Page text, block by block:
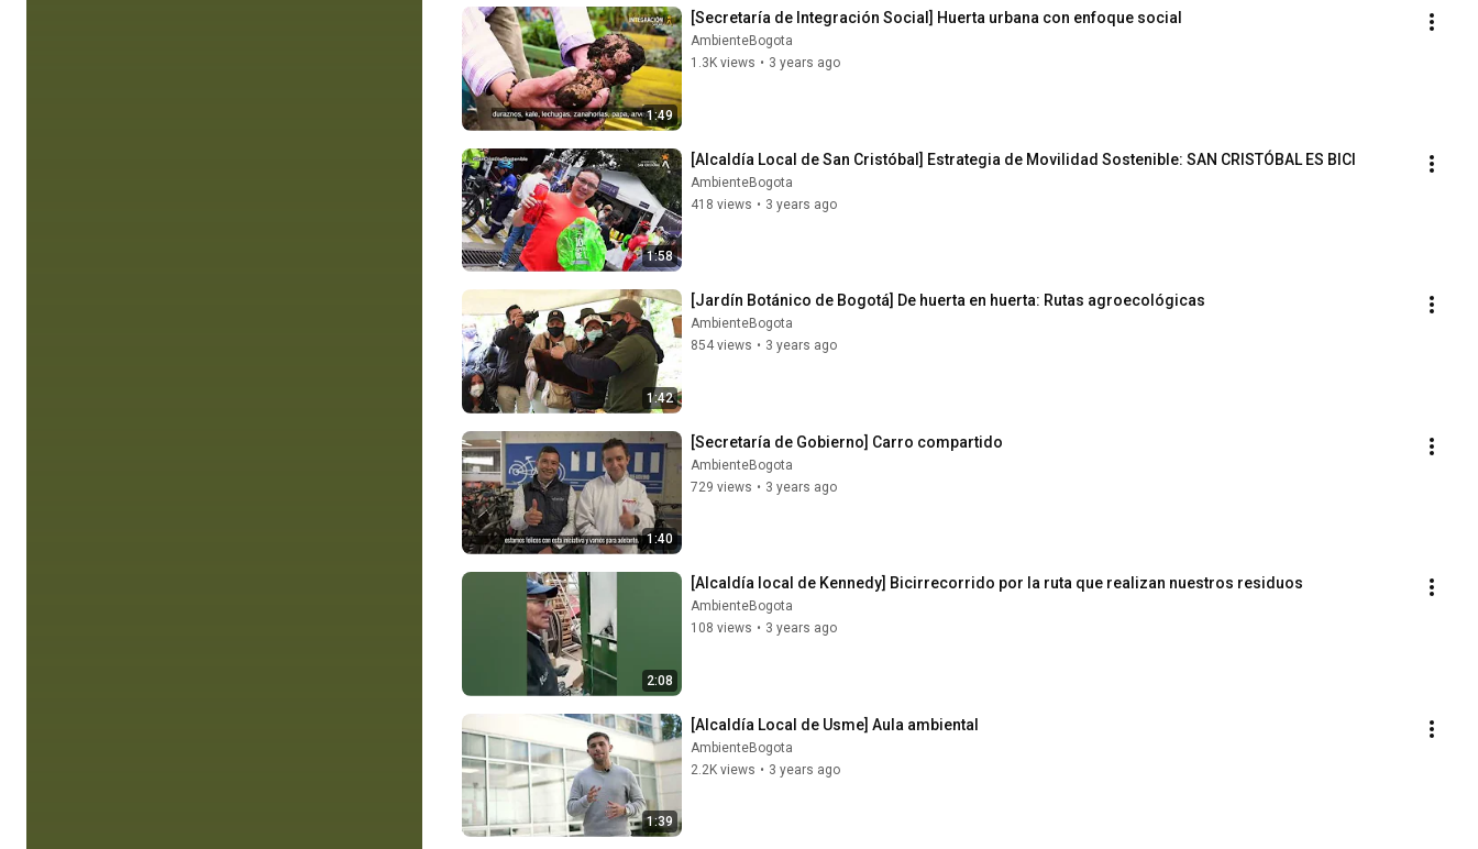
1:49
[Secretaría de Integración Social] Huerta urbana con enfoque social
AmbienteBogota
1.3K views • 3 years ago
1:58
[Alcaldía Local de San Cristóbal] Estrategia de Movilidad Sostenible: SAN CRISTÓBAL ES BICI
AmbienteBogota
418 views • 3 years ago
1:42
[Jardín Botánico de Bogotá] De huerta en huerta: Rutas agroecológicas
AmbienteBogota
854 views • 3 years ago
1:40
[Secretaría de Gobierno] Carro compartido
AmbienteBogota
729 views • 3 years ago
2:08
[Alcaldía local de Kennedy] Bicirrecorrido por la ruta que realizan nuestros residuos
AmbienteBogota
108 views • 3 years ago
1:39
[Alcaldía Local de Usme] Aula ambiental
AmbienteBogota
2.2K views • 3 years ago